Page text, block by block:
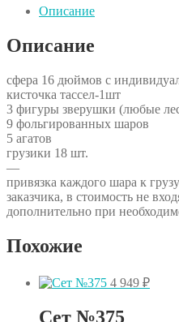
Описание
Описание
сфера 16 дюймов с
кисточка тассел-1шт
3 фигуры зверушки (любые
9 фольгированных шаров
5 агатов
грузики 18 шт.
—
привязка каждого шара к
заказчика, в стоимость не
дополнительно при
Похожие
4 949 ₽
Сет №375